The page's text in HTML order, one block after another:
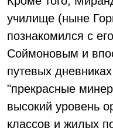
училище (ныне
познакомился с
Соймоновым и
путевых
"прекрасные
высокий уровень
классов и жилых